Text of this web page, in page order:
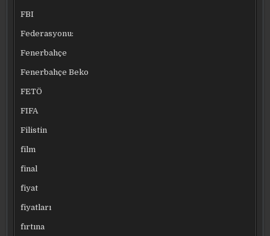
FBI
Federasyonu:
Fenerbahçe
Fenerbahçe Beko
FETÖ
FIFA
Filistin
film
final
fiyat
fiyatları
fırtına